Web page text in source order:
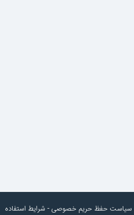
سیاست حفظ حریم خصوصی - شرایط استفاده